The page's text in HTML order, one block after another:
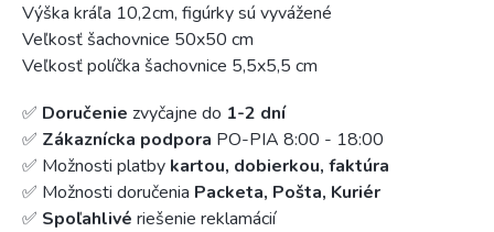
Výška kráľa 10,2cm, figúrky sú vyvážené
Veľkosť šachovnice 50x50 cm
Veľkosť políčka šachovnice 5,5x5,5 cm
✅ Doručenie zvyčajne do 1-2 dní
✅ Zákaznícka podpora PO-PIA 8:00 - 18:00
✅ Možnosti platby kartou, dobierkou, faktúra
✅ Možnosti doručenia Packeta, Pošta, Kuriér
✅ Spoľahlivé riešenie reklamácií